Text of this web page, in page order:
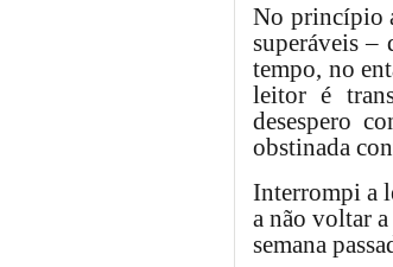
No princípio
superáveis –
tempo, no
leitor é
desespero
obstinada
Interrompi a
a não voltar
semana